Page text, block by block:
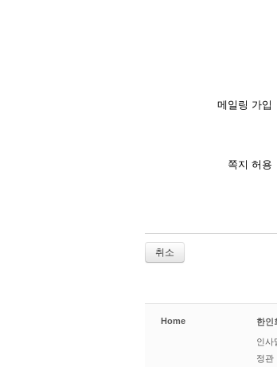
메일링 가입
쪽지 허용
취소
Home 한인
인사
정관